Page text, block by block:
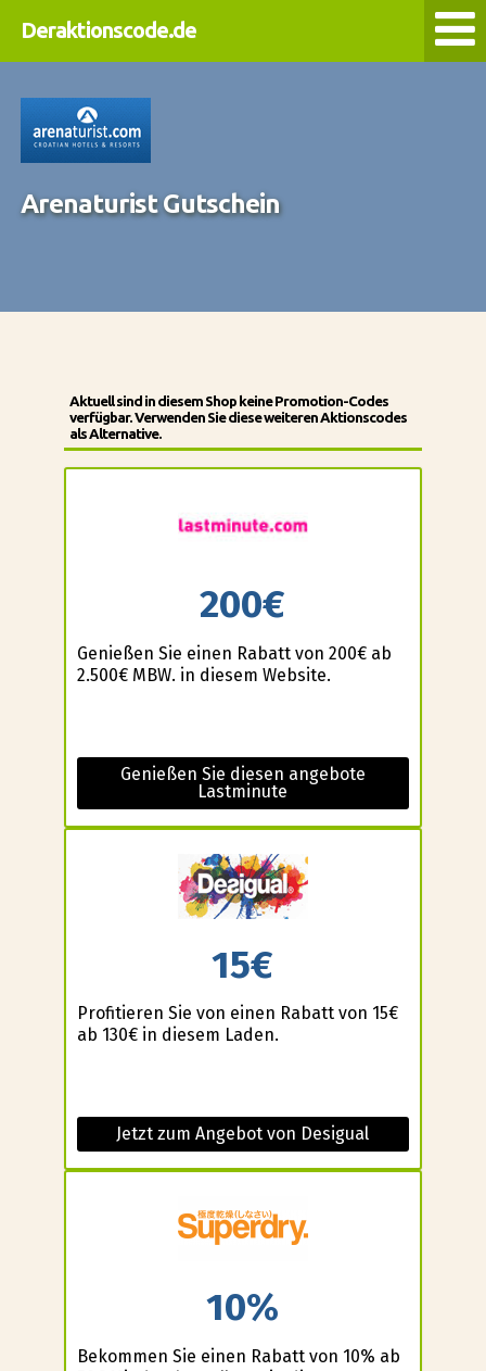
Deraktionscode.de
Arenaturist Gutschein
Aktuell sind in diesem Shop keine Promotion-Codes
verfügbar. Verwenden Sie diese weiteren Aktionscodes
als Alternative.
200€
Genießen Sie einen Rabatt von 200€ ab
2.500€ MBW. in diesem Website.
Genießen Sie diesen angebote
Lastminute
15€
Profitieren Sie von einen Rabatt von 15€
ab 130€ in diesem Laden.
Jetzt zum Angebot von Desigual
10%
Bekommen Sie einen Rabatt von 10% ab